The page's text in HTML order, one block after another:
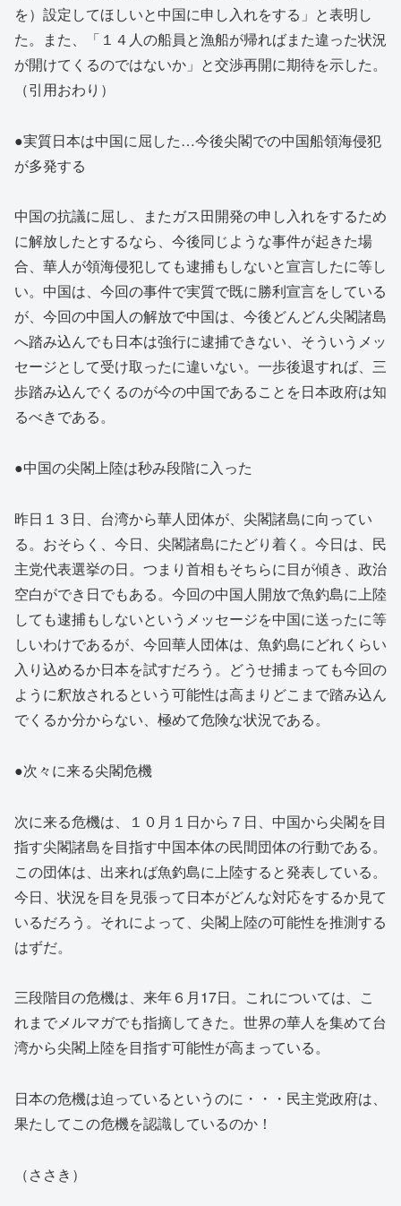
を）設定してほしいと中国に申し入れをする」と表明し
た。また、「１４人の船員と漁船が帰ればまた違った状況
が開けてくるのではないか」と交渉再開に期待を示した。
（引用おわり）
●実質日本は中国に屈した…今後尖閣での中国船領海侵犯
が多発する
中国の抗議に屈し、またガス田開発の申し入れをするため
に解放したとするなら、今後同じような事件が起きた場
合、華人が領海侵犯しても逮捕もしないと宣言したに等し
い。中国は、今回の事件で実質で既に勝利宣言をしている
が、今回の中国人の解放で中国は、今後どんどん尖閣諸島
へ踏み込んでも日本は強行に逮捕できない、そういうメッ
セージとして受け取ったに違いない。一歩後退すれば、三
歩踏み込んでくるのが今の中国であることを日本政府は知
るべきである。
●中国の尖閣上陸は秒み段階に入った
昨日１３日、台湾から華人団体が、尖閣諸島に向ってい
る。おそらく、今日、尖閣諸島にたどり着く。今日は、民
主党代表選挙の日。つまり首相もそちらに目が傾き、政治
空白ができ日でもある。今回の中国人開放で魚釣島に上陸
しても逮捕もしないというメッセージを中国に送ったに等
しいわけであるが、今回華人団体は、魚釣島にどれくらい
入り込めるか日本を試すだろう。どうせ捕まっても今回の
ように釈放されるという可能性は高まりどこまで踏み込ん
でくるか分からない、極めて危険な状況である。
●次々に来る尖閣危機
次に来る危機は、１０月１日から７日、中国から尖閣を目
指す尖閣諸島を目指す中国本体の民間団体の行動である。
この団体は、出来れば魚釣島に上陸すると発表している。
今日、状況を目を見張って日本がどんな対応をするか見て
いるだろう。それによって、尖閣上陸の可能性を推測する
はずだ。
三段階目の危機は、来年６月17日。これについては、こ
れまでメルマガでも指摘してきた。世界の華人を集めて台
湾から尖閣上陸を目指す可能性が高まっている。
日本の危機は迫っているというのに・・・民主党政府は、
果たしてこの危機を認識しているのか！
（ささき）